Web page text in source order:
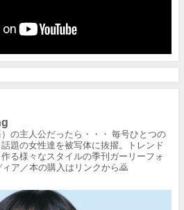
の主人公だったら・・・
毎号ひとつの
題の女性達を被写体に抜擢。トレンド
る様々なスタイルの季刊ガーリーフォ
ィア／本の購入はリンクから🙇